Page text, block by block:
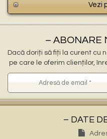
Vezi
– ABONARE
Dacă doriți să fiți la curent cu
pe care le oferim clienților,
– DATE